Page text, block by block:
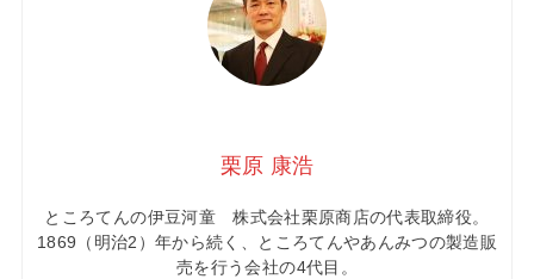
栗原 康浩
ところてんの伊豆河童 株式会社栗原商店の代表取締役。
1869（明治2）年から続く、ところてんやあんみつの製造販
売を行う会社の4代目。